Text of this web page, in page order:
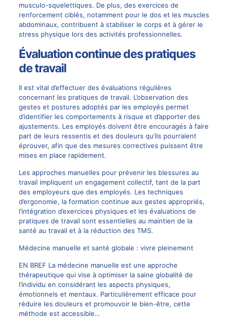
musculo-squelettiques. De plus, des exercices de
renforcement ciblés, notamment pour le dos et les muscles
abdominaux, contribuent à stabiliser le corps et à gérer le
stress physique lors des activités professionnelles.
Évaluation continue des pratiques
de travail
Il est vital d’effectuer des évaluations régulières
concernant les pratiques de travail. L’observation des
gestes et postures adoptés par les employés permet
d’identifier les comportements à risque et d’apporter des
ajustements. Les employés doivent être encouragés à faire
part de leurs ressentis et des douleurs qu’ils pourraient
éprouver, afin que des mesures correctives puissent être
mises en place rapidement.
Les approches manuelles pour prévenir les blessures au
travail impliquent un engagement collectif, tant de la part
des employeurs que des employés. Les techniques
d’ergonomie, la formation continue aux gestes appropriés,
l’intégration d’exercices physiques et les évaluations de
pratiques de travail sont essentielles au maintien de la
santé au travail et à la réduction des TMS.
Médecine manuelle et santé globale : vivre pleinement
EN BREF La médecine manuelle est une approche
thérapeutique qui vise à optimiser la saine globalité de
l’individu en considérant les aspects physiques,
émotionnels et mentaux. Particulièrement efficace pour
réduire les douleurs et promouvoir le bien-être, cette
méthode est accessible…